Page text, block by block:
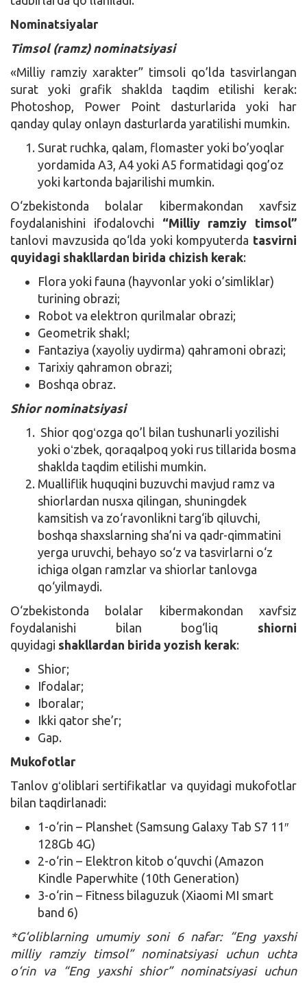
Nominatsiyalar
Timsol(ramz) nominatsiyasi
«Milliy ramziy xarakter” timsoli qo’lda tasvirlangan
surat yoki grafik shaklda taqdim etilishi kerak:
Photoshop, Power Point dasturlarida yoki har
qanday qulay onlayn dasturlarda yaratilishi mumkin.
Surat ruchka, qalam, flomaster yoki bo’yoqlar
yordamida A3, A4 yoki A5 formatidagi qog’oz
yoki kartonda bajarilishi mumkin.
O‘zbekistonda bolalar kibermakondan xavfsiz
foydalanishini ifodalovchi “Milliy ramziy timsol”
tanlovi mavzusida qo‘lda yoki kompyuterda tasvirni
quyidagi shakllardan birida chizish kerak:
Flora yoki fauna (hayvonlar yoki o’simliklar)
turining obrazi;
Robot va elektron qurilmalar obrazi;
Geometrik shakl;
Fantaziya (xayoliy uydirma) qahramoni obrazi;
Tarixiy qahramon obrazi;
Boshqa obraz.
Shior nominatsiyasi
Shior qogʻozga qo’l bilan tushunarli yozilishi
yoki oʻzbek, qoraqalpoq yoki rus tillarida bosma
shaklda taqdim etilishi mumkin.
Mualliflik huquqini buzuvchi mavjud ramz va
shiorlardan nusxa qilingan, shuningdek
kamsitish va zo‘ravonlikni targ‘ib qiluvchi,
boshqa shaxslarning sha’ni va qadr-qimmatini
yerga uruvchi, behayo so‘z va tasvirlarni o‘z
ichiga olgan ramzlar va shiorlar tanlovga
qo‘yilmaydi.
O‘zbekistonda bolalar kibermakondan xavfsiz
foydalanishi bilan bog‘liq shiorni
quyidagi shakllardan birida yozish kerak:
Shior;
Ifodalar;
Iboralar;
Ikki qator she’r;
Gap.
Mukofotlar
Tanlov gʻoliblari sertifikatlar va quyidagi mukofotlar
bilan taqdirlanadi:
1-o‘rin – Planshet (Samsung Galaxy Tab S7 11″
128Gb 4G)
2-o‘rin – Elektron kitob o‘quvchi (Amazon
Kindle Paperwhite (10th Generation)
3-o‘rin – Fitness bilaguzuk (Xiaomi MI smart
band 6)
*G‘oliblarning umumiy soni 6 nafar: “Eng yaxshi
milliy ramziy timsol” nominatsiyasi uchun uchta
o‘rin va “Eng yaxshi shior” nominatsiyasi uchun